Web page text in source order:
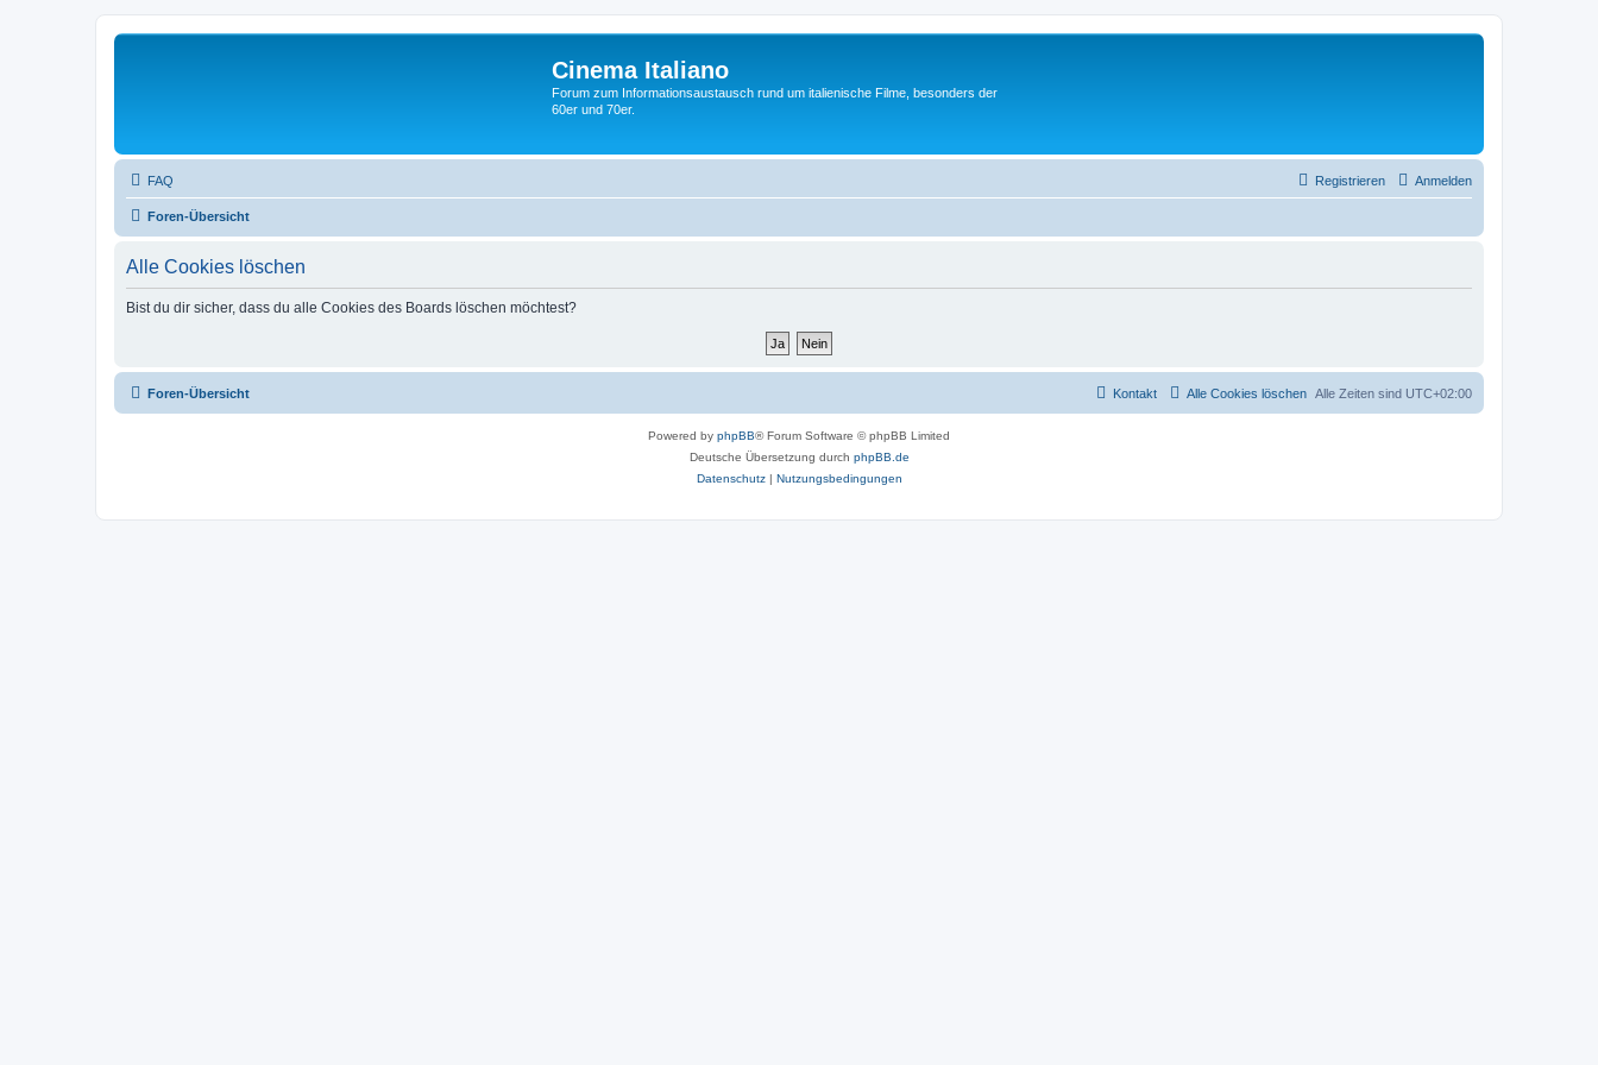
Cinema Italiano
Forum zum Informationsaustausch rund um italienische Filme, besonders der
60er und 70er.
FAQ Anmelden
Registrieren
Foren-Übersicht
Alle Cookies löschen
Bist du dir sicher, dass du alle Cookies des Boards löschen möchtest?
Foren-Übersicht Alle Zeiten sind UTC+02:00
Alle Cookies löschen
Kontakt
Powered by phpBB® Forum Software © phpBB Limited
Deutsche Übersetzung durch phpBB.de
Datenschutz| Nutzungsbedingungen